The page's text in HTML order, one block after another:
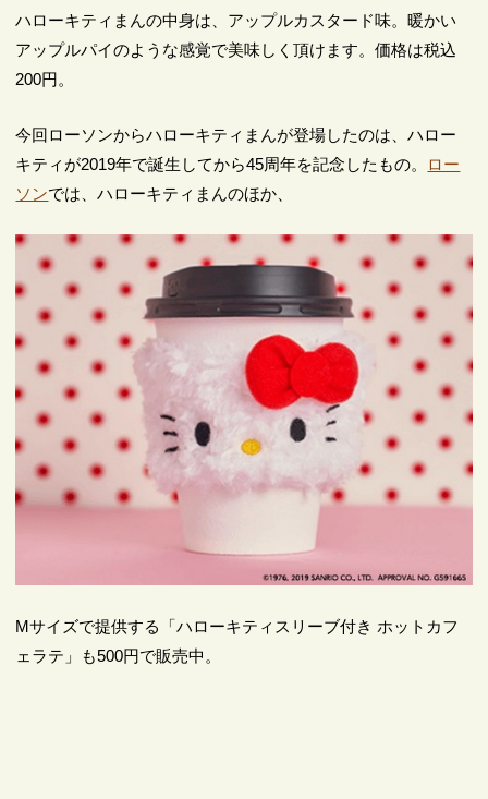
ハローキティまんの中身は、アップルカスタード味。暖かい
アップルパイのような感覚で美味しく頂けます。価格は税込
200円。
今回ローソンからハローキティまんが登場したのは、ハロー
キティが2019年で誕生してから45周年を記念したもの。 ロー
ソンでは、ハローキティまんのほか、
Mサイズで提供する「ハローキティスリーブ付き ホットカフ
ェラテ」も500円で販売中。